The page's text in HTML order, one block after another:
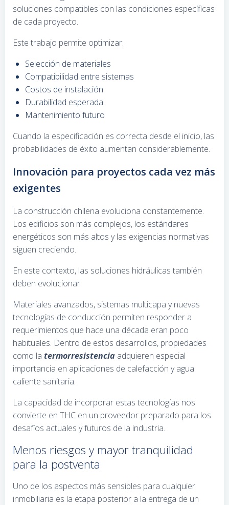
soluciones compatibles con las condiciones específicas
de cada proyecto.
Este trabajo permite optimizar:
Selección de materiales
Compatibilidad entre sistemas
Costos de instalación
Durabilidad esperada
Mantenimiento futuro
Cuando la especificación es correcta desde el inicio, las
probabilidades de éxito aumentan considerablemente.
Innovación para proyectos cada vez más
exigentes
La construcción chilena evoluciona constantemente.
Los edificios son más complejos, los estándares
energéticos son más altos y las exigencias normativas
siguen creciendo.
En este contexto, las soluciones hidráulicas también
deben evolucionar.
Materiales avanzados, sistemas multicapa y nuevas
tecnologías de conducción permiten responder a
requerimientos que hace una década eran poco
habituales. Dentro de estos desarrollos, propiedades
como la termorresistencia adquieren especial
importancia en aplicaciones de calefacción y agua
caliente sanitaria.
La capacidad de incorporar estas tecnologías nos
convierte en THC en un proveedor preparado para los
desafíos actuales y futuros de la industria.
Menos riesgos y mayor tranquilidad
para la postventa
Uno de los aspectos más sensibles para cualquier
inmobiliaria es la etapa posterior a la entrega de un